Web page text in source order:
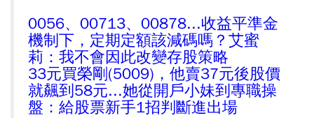
0056、00713、00878...收益平準金
機制下，定期定額該減碼嗎？艾蜜
莉：我不會因此改變存股策略
33元買榮剛(5009)，他賣37元後股價
就飆到58元...她從開戶小妹到專職操
盤：給股票新手1招判斷進出場